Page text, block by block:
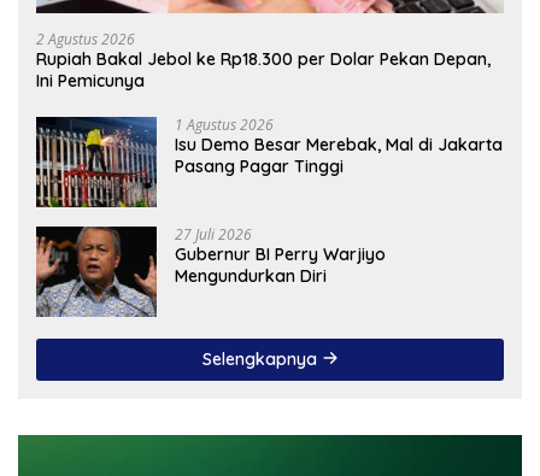
2 Agustus 2026
Rupiah Bakal Jebol ke Rp18.300 per Dolar Pekan Depan,
Ini Pemicunya
1 Agustus 2026
Isu Demo Besar Merebak, Mal di Jakarta
Pasang Pagar Tinggi
27 Juli 2026
Gubernur BI Perry Warjiyo
Mengundurkan Diri
Selengkapnya